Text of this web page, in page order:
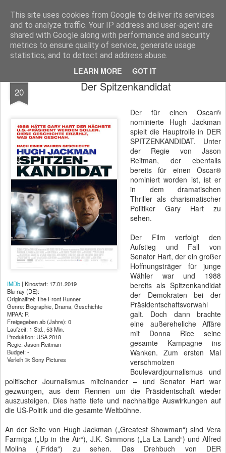
This site uses cookies from Google to deliver its services
and to analyze traffic. Your IP address and user-agent are
shared with Google along with performance and security
metrics to ensure quality of service, generate usage
statistics, and to detect and address abuse.
LEARN MORE GOT IT
MyKinoTrailer
Pages
20 Der Spitzenkandidat
IMDb | Kinostart: 17.01.2019
Blu-ray (DE): -
Originaltitel: The Front Runner
Genre: Biographie, Drama, Geschichte
MPAA: R
Freigegeben ab (Jahre): 0
Laufzeit: 1 Std., 53 Min.
Produktion: USA 2018
Regie: Jason Reitman
Budget: -
Verleih ©: Sony Pictures
Der für einen Oscar®
nominierte Hugh Jackman
spielt die Hauptrolle in DER
SPITZENKANDIDAT. Unter
der Regie von Jason
Reitman, der ebenfalls
bereits für einen Oscar®
nominiert worden ist, ist er
in dem dramatischen
Thriller als charismatischer
Politiker Gary Hart zu
sehen.
Der Film verfolgt den
Aufstieg und Fall von
Senator Hart, der ein großer
Hoffnungsträger für junge
Wähler war und 1988
bereits als Spitzenkandidat
der Demokraten bei der
Präsidentschaftsvorwahl
galt. Doch dann brachte
eine außereheliche Affäre
mit Donna Rice seine
gesamte Kampagne ins
Wanken. Zum ersten Mal
verschmolzen
Boulevardjournalismus und
politischer Journalismus miteinander – und Senator Hart war
gezwungen, aus dem Rennen um die Präsidentschaft wieder
auszusteigen. Dies hatte tiefe und nachhaltige Auswirkungen auf
die US-Politik und die gesamte Weltbühne.
An der Seite von Hugh Jackman („Greatest Showman“) sind Vera
Farmiga („Up in the Air“), J.K. Simmons („La La Land“) und Alfred
Molina („Frida“) zu sehen. Das Drehbuch von DER